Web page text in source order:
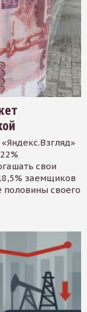
свои
заемщиков
своего